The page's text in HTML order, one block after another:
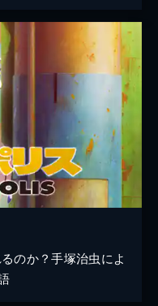
のか？手塚治虫によ